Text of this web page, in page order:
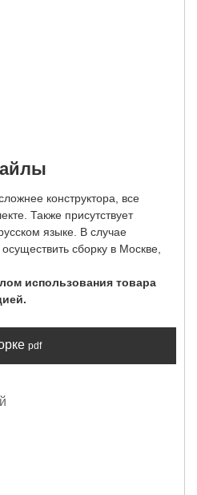
конструктора, все
Также присутствует
языке. В случае
сборку в Москве,
использования товара
pdf